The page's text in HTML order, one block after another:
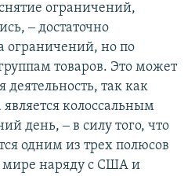
ограничений,
‒ достаточно
ограничений, но по
товаров. Это может
так как
колоссальным
день, ‒ в силу того, что
одним из трех полюсов
мире наряду с США и